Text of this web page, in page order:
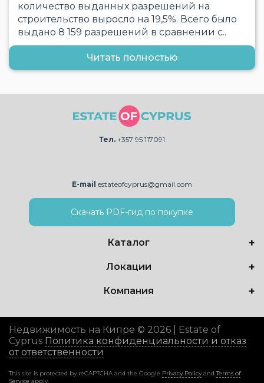
количество выданных разрешений на
строительство выросло на 19,5%. Всего было
выдано 8 159 разрешений в сравнении с..
Читать полностью
Тел. +357 95 117091
E-mail estateofcyprus@gmail.com
Скачать PDF-гид по покупке
Каталог
Локации
Компания
Недвижимость на Кипре © 2026 | Estate of
Cyprus Политика конфиденциальности и отказ
от ответственности
This site is protected by reCAPTCHA and the Google Privacy PolicyandTerms of
Service apply.